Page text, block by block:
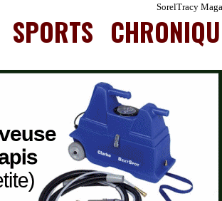
SorelTracy
SPORTS